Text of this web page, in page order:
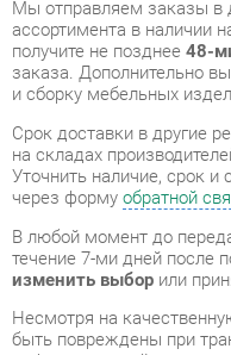
Срок доставки в другие
на складах
Уточнить наличие, срок и
через формуобратной
течение 7-ми дней после
изменить выборили
Несмотря на
дефект при приёме - мы
Повторная доставка
распространяется
года с момента